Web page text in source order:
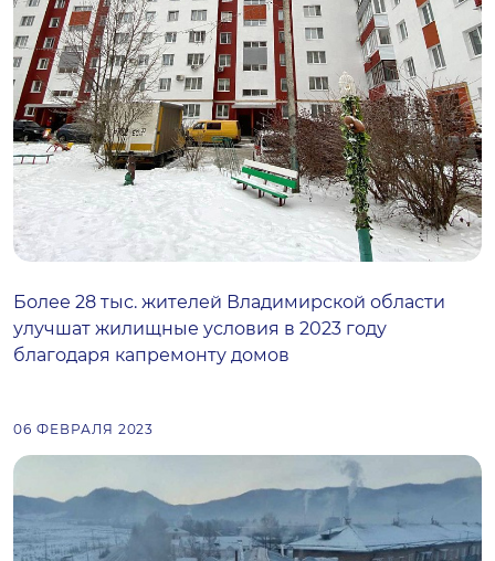
Более 28 тыс. жителей Владимирской области
улучшат жилищные условия в 2023 году
благодаря капремонту домов
06 ФЕВРАЛЯ 2023